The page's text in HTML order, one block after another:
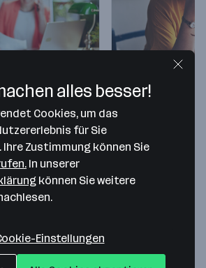
Was ist
nicht?
und
oder auf der
Burnout
wird?
Erstellt am
alles besser!
Cookies, um das
für Sie
Zustimmung können Sie
In unserer
können Sie weitere
Einstellungen